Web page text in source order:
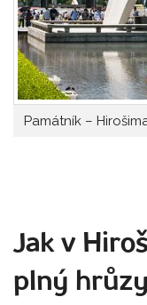
Památník –
Jak v
plný